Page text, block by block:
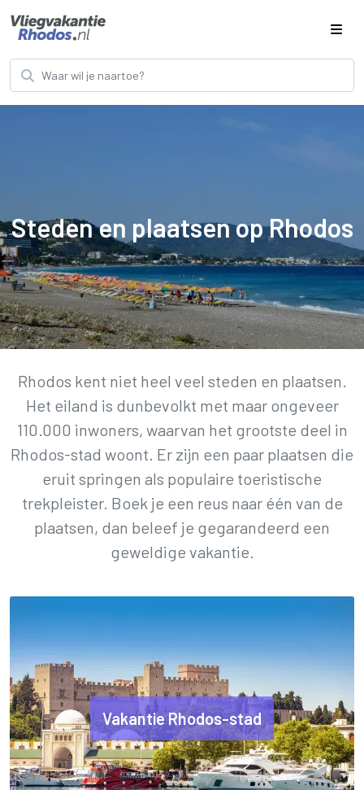
Steden en plaatsen op Rhodos
Rhodos kent niet heel veel steden en plaatsen.
Het eiland is dunbevolkt met maar ongeveer
110.000 inwoners, waarvan het grootste deel in
Rhodos-stad woont. Er zijn een paar plaatsen die
eruit springen als populaire toeristische
trekpleister. Boek je een reus naar één van de
plaatsen, dan beleef je gegarandeerd een
geweldige vakantie.
Vakantie Rhodos-stad